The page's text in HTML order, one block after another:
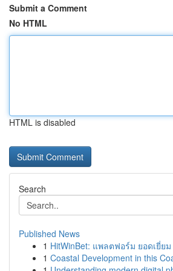
Submit a Comment
No HTML
HTML is disabled
Search
Published News
1 HitWinBet: แพลตฟอร์ม ยอดเยี่ย
1 Coastal Development in this